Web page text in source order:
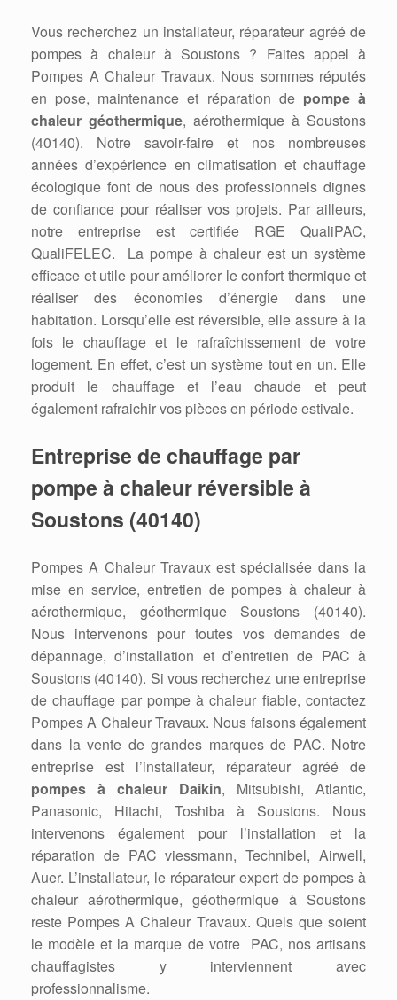
Vous recherchez un installateur, réparateur agréé de
pompes à chaleur à Soustons ? Faites appel à
Pompes A Chaleur Travaux. Nous sommes réputés
en pose, maintenance et réparation de pompe à
chaleur géothermique, aérothermique à Soustons
(40140). Notre savoir-faire et nos nombreuses
années d’expérience en climatisation et chauffage
écologique font de nous des professionnels dignes
de confiance pour réaliser vos projets. Par ailleurs,
notre entreprise est certifiée RGE QualiPAC,
QualiFELEC. La pompe à chaleur est un système
efficace et utile pour améliorer le confort thermique et
réaliser des économies d’énergie dans une
habitation. Lorsqu’elle est réversible, elle assure à la
fois le chauffage et le rafraîchissement de votre
logement. En effet, c’est un système tout en un. Elle
produit le chauffage et l’eau chaude et peut
également rafraichir vos pièces en période estivale.
Entreprise de chauffage par
pompe à chaleur réversible à
Soustons (40140)
Pompes A Chaleur Travaux est spécialisée dans la
mise en service, entretien de pompes à chaleur à
aérothermique, géothermique Soustons (40140).
Nous intervenons pour toutes vos demandes de
dépannage, d’installation et d’entretien de PAC à
Soustons (40140). Si vous recherchez une entreprise
de chauffage par pompe à chaleur fiable, contactez
Pompes A Chaleur Travaux. Nous faisons également
dans la vente de grandes marques de PAC. Notre
entreprise est l’installateur, réparateur agréé de
pompes à chaleur Daikin, Mitsubishi, Atlantic,
Panasonic, Hitachi, Toshiba à Soustons. Nous
intervenons également pour l’installation et la
réparation de PAC viessmann, Technibel, Airwell,
Auer. L’installateur, le réparateur expert de pompes à
chaleur aérothermique, géothermique à Soustons
reste Pompes A Chaleur Travaux. Quels que soient
le modèle et la marque de votre PAC, nos artisans
chauffagistes y interviennent avec
professionnalisme.